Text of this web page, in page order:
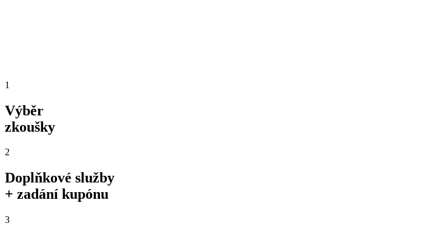
1
Výběr
zkoušky
2
Doplňkové služby
+ zadání kupónu
3